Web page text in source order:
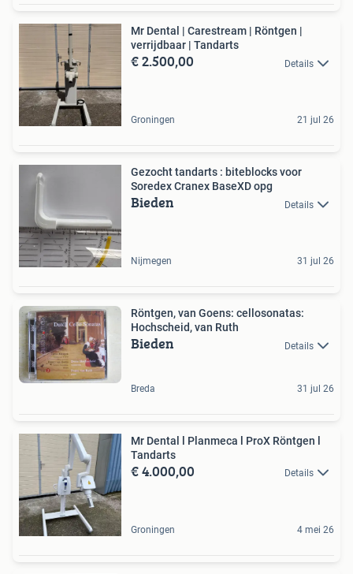
Mr Dental | Carestream | Röntgen |
verrijdbaar | Tandarts
€ 2.500,00 Details
Groningen 21 jul 26
Gezocht tandarts : biteblocks voor
Soredex Cranex BaseXD opg
Bieden Details
Nijmegen 31 jul 26
Röntgen, van Goens: cellosonatas:
Hochscheid, van Ruth
Bieden Details
Breda 31 jul 26
Mr Dental l Planmeca l ProX Röntgen l
Tandarts
€ 4.000,00 Details
Groningen 4 mei 26